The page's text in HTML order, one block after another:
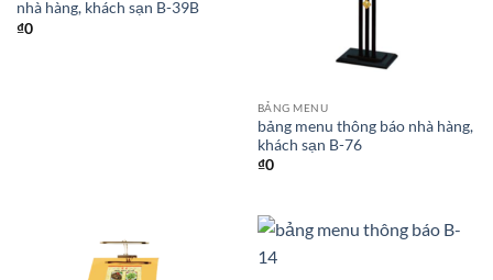
nhà hàng, khách sạn B-39B
₫0
BẢNG MENU
bảng menu thông báo nhà hàng,
khách sạn B-76
₫0